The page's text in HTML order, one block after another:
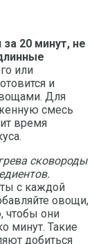
20 минут, не
или
и
Для
смесь
время
сковороды
с каждой
овощи,
чтобы они
минут. Такие
добиться